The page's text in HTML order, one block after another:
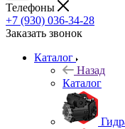
Телефоны
+7 (930) 036-34-28
Заказать звонок
Каталог
Назад
Каталог